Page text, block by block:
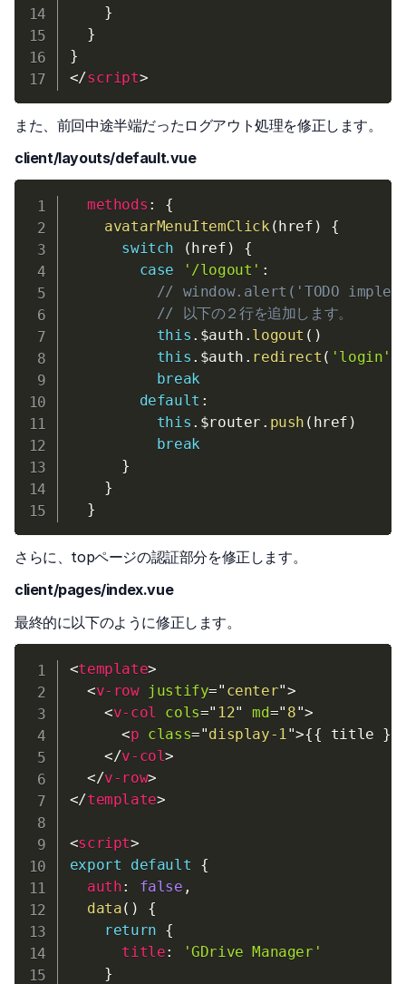
}
}
}
</script>
また、前回中途半端だったログアウト処理を修正します。
client/layouts/default.vue
methods :
{
avatarMenuItemClick (href )
{
switch
(href )
{
case
'/logout' :
// window.alert('TODO
// 以下の２行を追加します。
this . $auth . logout ( )
this . $auth . redirect ( 'login'
break
default :
this . $router . push ( href )
break
}
}
}
さらに、topページの認証部分を修正します。
client/pages/index.vue
最終的に以下のように修正します。
<template>
<v-row justify=" center">
<v-col cols=" 12" md=" 8">
<p class="display-1 ">{{ title }}
</v-col>
</v-row>
</template>
<script>
export
default
{
auth: false ,
data( )
{
return {
title:
'GDrive Manager'
}